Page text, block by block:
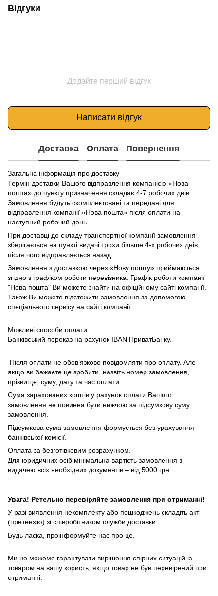
Відгуки
Додайте перший відгук
Написати відгук
Доставка Оплата Повернення
Загальна інформація про доставку
Термін доставки Вашого відправлення компанією «Нова
пошта» до пункту призначення складає 4-7 робочих днів.
Замовлення будуть скомплектовані та передані для
відправлення компанії «Нова пошта» після оплати на
наступний робочий день.
При доставці до складу транспортної компанії замовлення
зберігається на пункті видачі трохи більше 4-х робочих днів,
після чого відправляється назад.
Замовлення з доставкою через «Нову пошту» приймаються
згідно з графіком роботи перевізника. Графік роботи компанії
"Нова пошта" Ви можете знайти на офіційному сайті компанії.
Також Ви можете відстежити замовлення за допомогою
спеціального сервісу на сайті компанії.
Можливі способи оплати
Банківський переказ на рахунок IBAN ПриватБанку.
Після оплати не обов’язково повідомляти про оплату. Але
якщо ви бажаєте це зробити, назвіть номер замовлення,
прізвище, суму, дату та час оплати.
Сума зарахованих коштів у рахунок оплати Вашого
замовлення не повинна бути нижчою за підсумкову суму
замовлення.
Підсумкова сума замовлення формується без урахування
банківської комісії.
Оплата за безготівковим розрахунком.
Для юридичних осіб мінімальна вартість замовлення з
видачею всіх необхідних документів – від 5000 грн.
Увага! Ретельно перевіряйте замовлення при отриманні!
У разі виявлення некомплекту або пошкоджень складіть акт
(претензію) зі співробітником служби доставки.
Будь ласка, проінформуйте нас про це.
Ми не можемо гарантувати вирішення спірних ситуацій із
товаром на вашу користь, якщо товар не був перевірений при
отриманні.